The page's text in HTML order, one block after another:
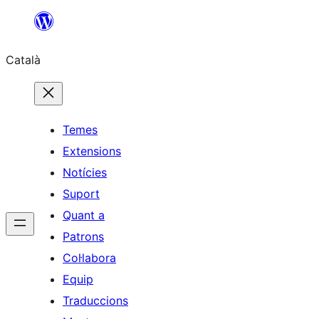
contingut
Català
Temes
Extensions
Notícies
Suport
Quant a
Patrons
Col·labora
Equip
Traduccions